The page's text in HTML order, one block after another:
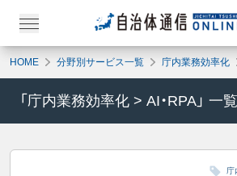
HOME 分野別サービス一覧 庁内業務効率化
「 庁内業務効率化 > AI・RPA 」 一覧
庁